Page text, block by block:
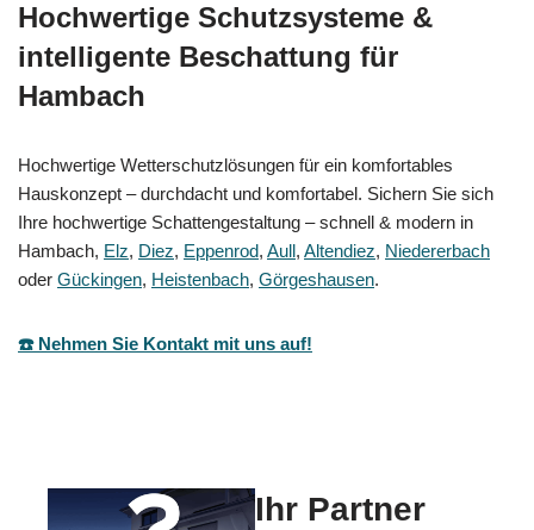
Hochwertige Schutzsysteme &
intelligente Beschattung für
Hambach
Hochwertige Wetterschutzlösungen für ein komfortables
Hauskonzept – durchdacht und komfortabel. Sichern Sie sich
Ihre hochwertige Schattengestaltung – schnell & modern in
Hambach, Elz, Diez, Eppenrod, Aull, Altendiez, Niedererbach
oder Gückingen, Heistenbach, Görgeshausen.
☎️ Nehmen Sie Kontakt mit uns auf!
Ihr Partner